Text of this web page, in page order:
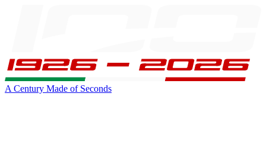
A Century Made of Seconds